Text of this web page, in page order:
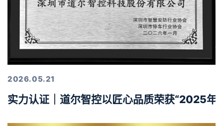
2026.05.21
实力认证｜道尔智控以匠心品质荣获“2025年